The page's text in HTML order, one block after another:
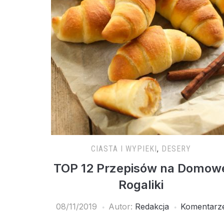
CIASTA I WYPIEKI, DESERY
TOP 12 Przepisów na
Rogaliki
08/11/2019 Autor: Redakcja